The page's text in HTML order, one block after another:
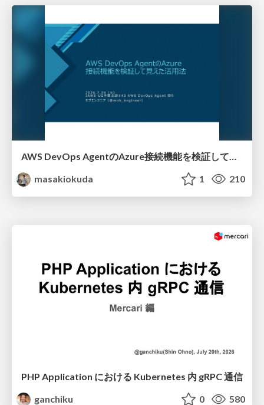
AWS DevOps AgentのAzure接続機能を検証して見えた活用法／Use Cases Verified for the AWS DevOps Agent's Azure Connectivity Feature
masakiokuda
1 210
PHP Application における Kubernetes 内 gRPC 通信
ganchiku
0 580